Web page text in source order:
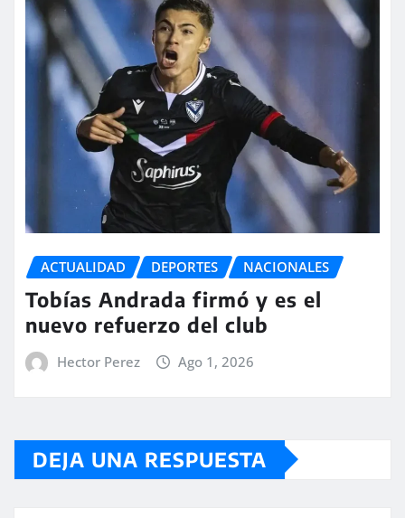
ACTUALIDAD DEPORTES NACIONALES
Tobías Andrada firmó y es el
nuevo refuerzo del club
Hector Perez Ago 1, 2026
DEJA UNA RESPUESTA